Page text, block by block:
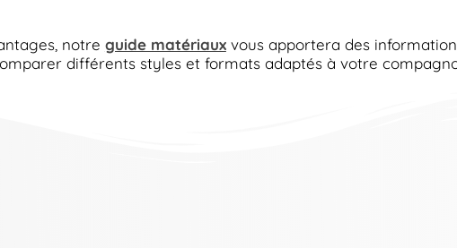
notre guide matériauxvous apportera des
différents styles et formats adaptés à votre